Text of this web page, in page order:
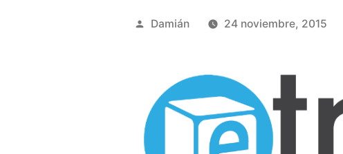
Publicado
Damián 24 noviembre, 2015